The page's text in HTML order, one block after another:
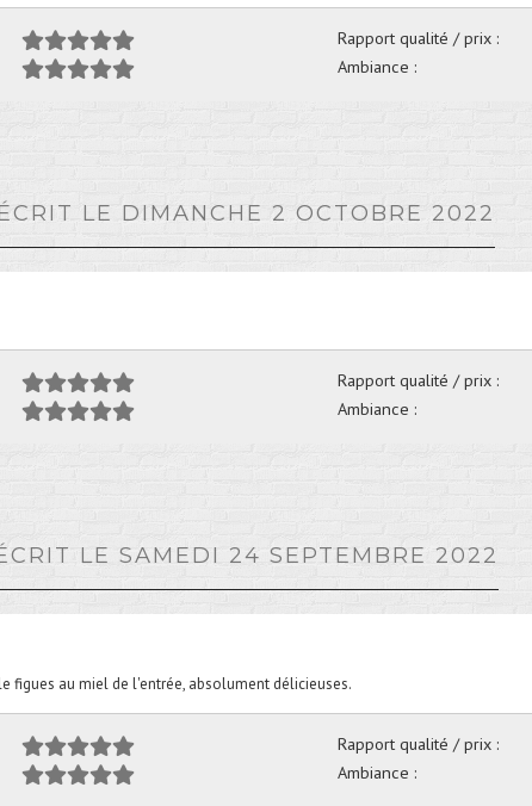
Rapport qualité / prix :
Ambiance :
LE DIMANCHE 2 OCTOBRE 2022
Rapport qualité / prix :
Ambiance :
LE SAMEDI 24 SEPTEMBRE 2022
figues au miel de l'entrée, absolument délicieuses.
Rapport qualité / prix :
Ambiance :